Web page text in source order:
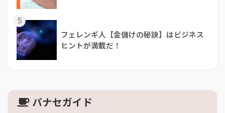
5
フェレンギ人【金儲けの秘訣】はビジネス
ヒントが満載だ！
パナセガイド